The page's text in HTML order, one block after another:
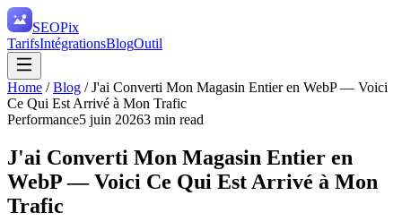
SEOPix
TarifsIntégrationsBlogOutil
Home /Blog /J'ai Converti Mon Magasin Entier en WebP — Voici
Ce Qui Est Arrivé à Mon Trafic
Performance5 juin 20263 min read
J'ai Converti Mon Magasin Entier en
WebP — Voici Ce Qui Est Arrivé à Mon
Trafic